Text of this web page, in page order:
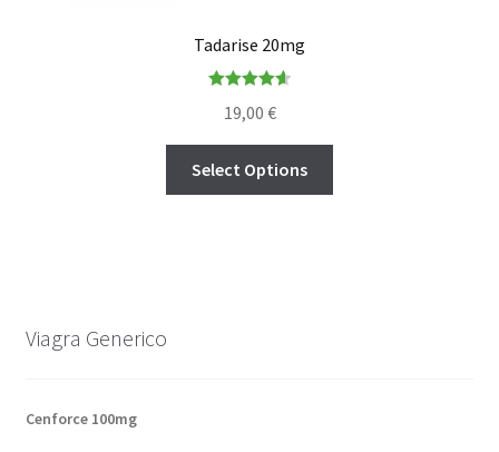
Tadarise 20mg
out of 5
19,00 €
Select Options
Viagra Generico
Cenforce 100mg